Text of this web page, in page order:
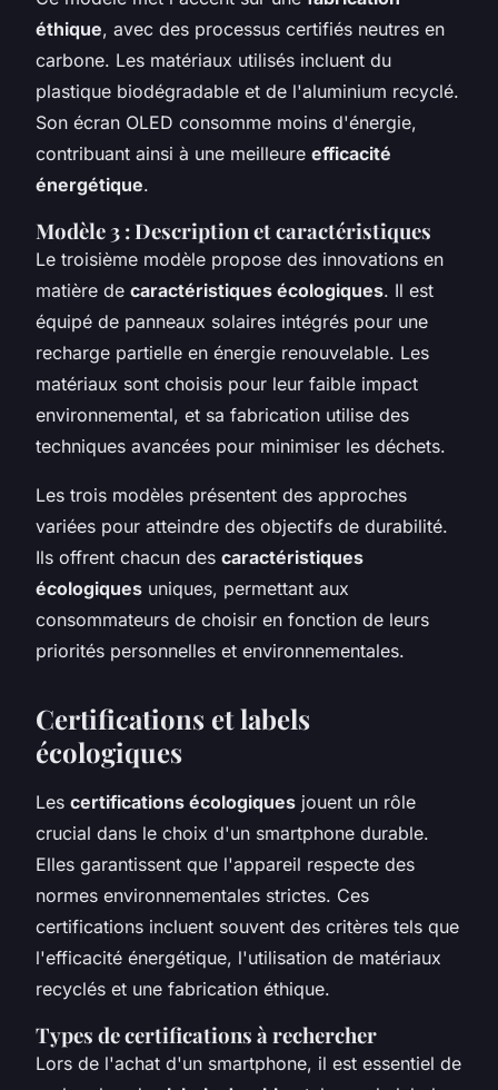
éthique, avec des processus certifiés neutres en
carbone. Les matériaux utilisés incluent du
plastique biodégradable et de l'aluminium recyclé.
Son écran OLED consomme moins d'énergie,
contribuant ainsi à une meilleure efficacité
énergétique.
Modèle 3 : Description et caractéristiques
Le troisième modèle propose des innovations en
matière de caractéristiques écologiques. Il est
équipé de panneaux solaires intégrés pour une
recharge partielle en énergie renouvelable. Les
matériaux sont choisis pour leur faible impact
environnemental, et sa fabrication utilise des
techniques avancées pour minimiser les déchets.
Les trois modèles présentent des approches
variées pour atteindre des objectifs de durabilité.
Ils offrent chacun des caractéristiques
écologiques uniques, permettant aux
consommateurs de choisir en fonction de leurs
priorités personnelles et environnementales.
Certifications et labels
écologiques
Les certifications écologiques jouent un rôle
crucial dans le choix d'un smartphone durable.
Elles garantissent que l'appareil respecte des
normes environnementales strictes. Ces
certifications incluent souvent des critères tels que
l'efficacité énergétique, l'utilisation de matériaux
recyclés et une fabrication éthique.
Types de certifications à rechercher
Lors de l'achat d'un smartphone, il est essentiel de